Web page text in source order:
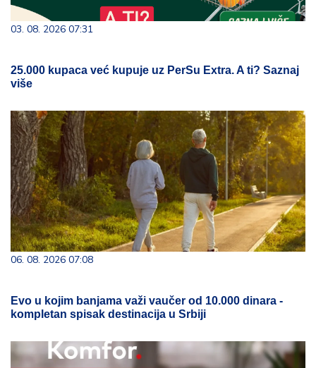
03. 08. 2026 07:31
25.000 kupaca već kupuje uz PerSu Extra. A ti? Saznaj
više
06. 08. 2026 07:08
Evo u kojim banjama važi vaučer od 10.000 dinara -
kompletan spisak destinacija u Srbiji